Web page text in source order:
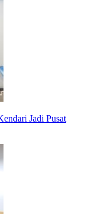
Jadi Pusat